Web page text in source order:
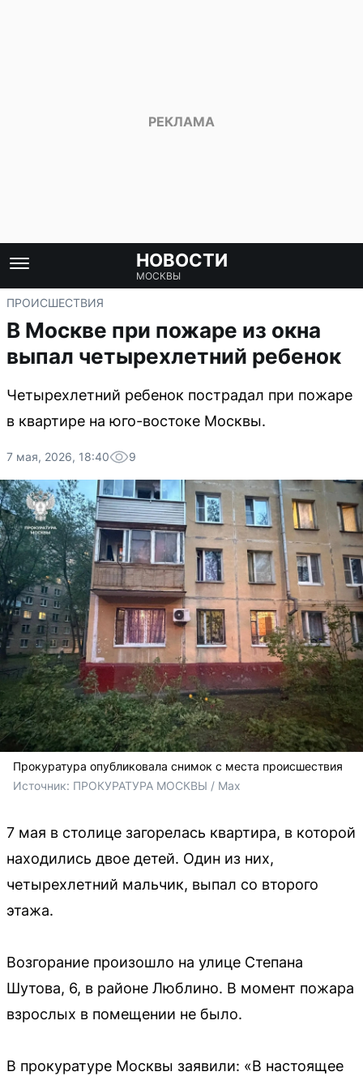
НОВОСТИ
МОСКВЫ
ПРОИСШЕСТВИЯ
В Москве при пожаре из окна
выпал четырехлетний ребенок
Четырехлетний ребенок пострадал при пожаре
в квартире на юго-востоке Москвы.
7 мая, 2026, 18:40 9
Прокуратура опубликовала снимок с места происшествия
Источник: ПРОКУРАТУРА МОСКВЫ / Max
7 мая в столице загорелась квартира, в которой
находились двое детей. Один из них,
четырехлетний мальчик, выпал со второго
этажа.
Возгорание произошло на улице Степана
Шутова, 6, в районе Люблино. В момент пожара
взрослых в помещении не было.
В прокуратуре Москвы заявили: «В настоящее